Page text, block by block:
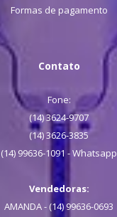
Formas de pagamento
Contato
Fone:
(14) 3624-9707
(14) 3626-3835
(14) 99636-1091 - Whatsapp
Vendedoras:
AMANDA - (14) 99636-0693